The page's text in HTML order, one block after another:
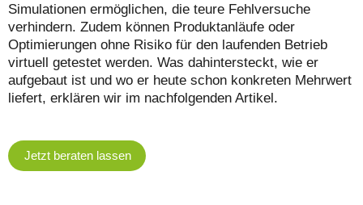
Simulationen ermöglichen, die teure Fehlversuche
verhindern. Zudem können Produktanläufe oder
Optimierungen ohne Risiko für den laufenden Betrieb
virtuell getestet werden. Was dahintersteckt, wie er
aufgebaut ist und wo er heute schon konkreten Mehrwert
liefert, erklären wir im nachfolgenden Artikel.
Jetzt beraten lassen